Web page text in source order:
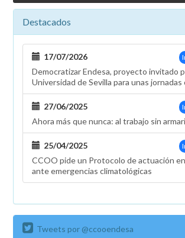
Destacados
17/07/2026
Democratizar Endesa, proyecto invitado
Universidad de Sevilla para unas jornadas
27/06/2025
Ahora más que nunca: al trabajo sin
25/04/2025
CCOO pide un Protocolo de actuación
ante emergencias climatológicas
Tweets por @ccooendesa